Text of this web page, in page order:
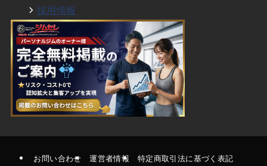
採用情報
お問い合わせ 運営者情報
特定商取引法に基づく表記